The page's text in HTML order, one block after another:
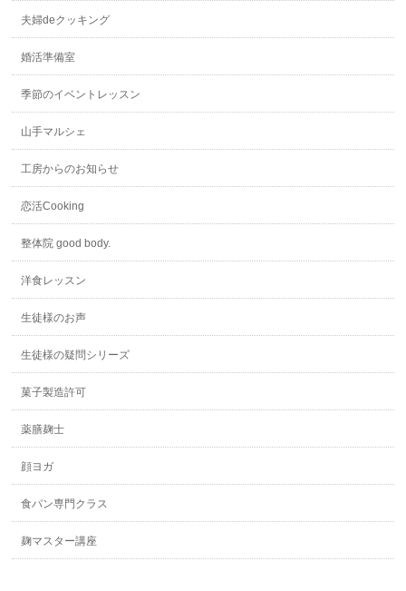
夫婦deクッキング
婚活準備室
季節のイベントレッスン
山手マルシェ
工房からのお知らせ
恋活Cooking
整体院 good body.
洋食レッスン
生徒様のお声
生徒様の疑問シリーズ
菓子製造許可
薬膳麹士
顔ヨガ
食パン専門クラス
麹マスター講座